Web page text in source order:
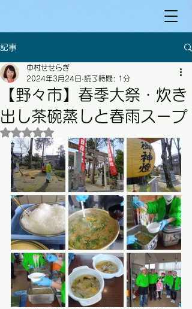
記事
【野々市】春季大祭・炊き
出し茶碗蒸しと春雨スープ
中村せせらぎ
2024年3月24日 読了時間: 1分
5つ星のうちNaNと評価されています。